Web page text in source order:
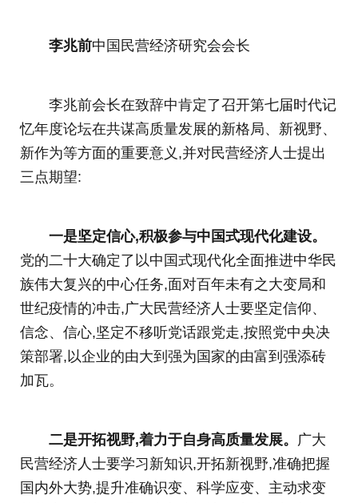
李兆前中国民营经济研究会会长
李兆前会长在致辞中肯定了召开第七届时代记
忆年度论坛在共谋高质量发展的新格局、新视野、
新作为等方面的重要意义,并对民营经济人士提出
三点期望:
一是坚定信心,积极参与中国式现代化建设。
党的二十大确定了以中国式现代化全面推进中华民
族伟大复兴的中心任务,面对百年未有之大变局和
世纪疫情的冲击,广大民营经济人士要坚定信仰、
信念、信心,坚定不移听党话跟党走,按照党中央决
策部署,以企业的由大到强为国家的由富到强添砖
加瓦。
二是开拓视野,着力于自身高质量发展。 广大
民营经济人士要学习新知识,开拓新视野,准确把握
国内外大势,提升准确识变、科学应变、主动求变